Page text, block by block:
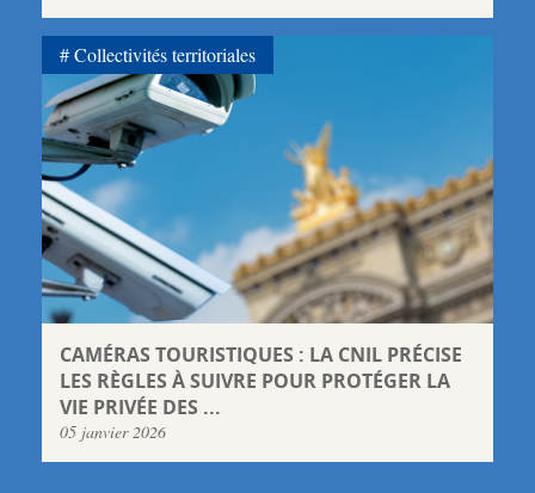
CAMÉRAS TOURISTIQUES : LA CNIL PRÉCISE
LES RÈGLES À SUIVRE POUR PROTÉGER LA
VIE PRIVÉE DES ...
05 janvier 2026
Collectivités territoriales